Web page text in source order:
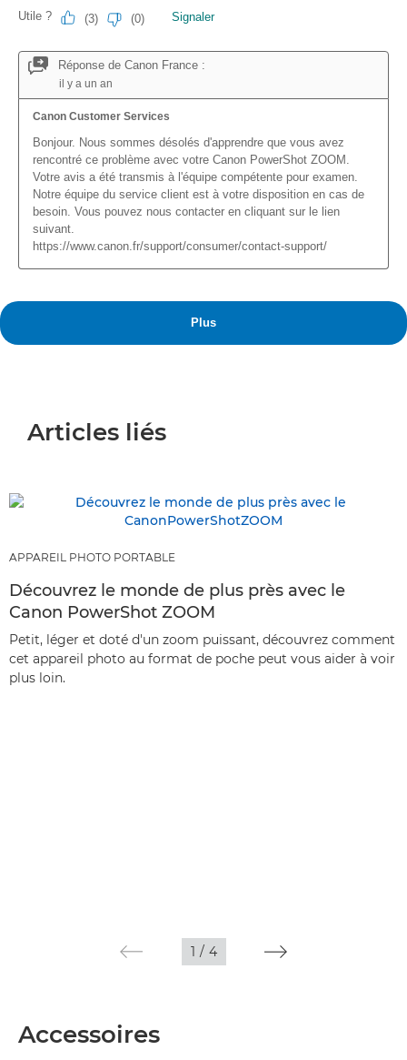
Articles liés
APPAREIL PHOTO PORTABLE
Découvrez le monde de plus près avec le
Canon PowerShot ZOOM
Petit, léger et doté d'un zoom puissant, découvrez comment
cet appareil photo au format de poche peut vous aider à voir
plus loin.
1 / 4
Accessoires